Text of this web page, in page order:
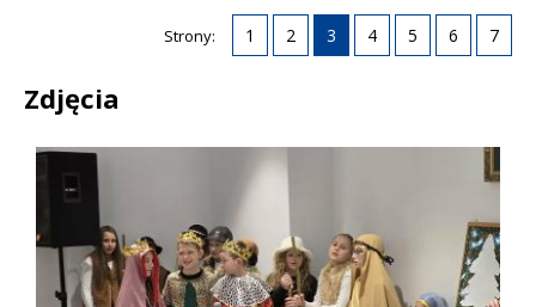
Strony: 1 2 3 4 5 6 7
Zdjęcia